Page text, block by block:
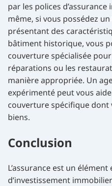
par les polices
même, si vous possédez
présentant des
bâtiment historique, vous
couverture spécialisée
réparations ou les
manière appropriée. Un
expérimenté peut vous
couverture spécifique dont
biens.
Conclusion
L’assurance est un
d’investissement